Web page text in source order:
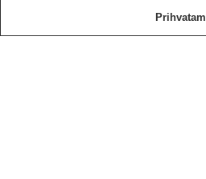
Prihvatam